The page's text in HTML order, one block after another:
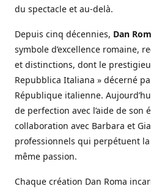
du spectacle et au-delà.
Depuis cinq décennies, Dan
symbole d’excellence romaine,
et distinctions, dont le
Repubblica Italiana » décerné
République italienne.
de perfection avec l’aide de son
collaboration avec Barbara et
professionnels qui perpétuent
même passion.
Chaque création Dan Roma